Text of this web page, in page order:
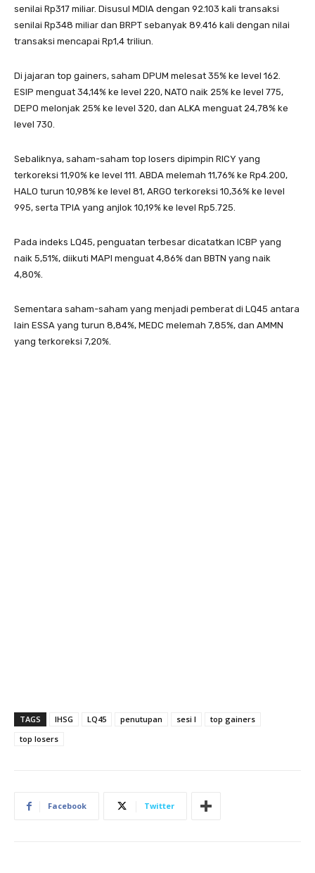
senilai Rp317 miliar. Disusul MDIA dengan 92.103 kali transaksi
senilai Rp348 miliar dan BRPT sebanyak 89.416 kali dengan nilai
transaksi mencapai Rp1,4 triliun.
Di jajaran top gainers, saham DPUM melesat 35% ke level 162.
ESIP menguat 34,14% ke level 220, NATO naik 25% ke level 775,
DEPO melonjak 25% ke level 320, dan ALKA menguat 24,78% ke
level 730.
Sebaliknya, saham-saham top losers dipimpin RICY yang
terkoreksi 11,90% ke level 111. ABDA melemah 11,76% ke Rp4.200,
HALO turun 10,98% ke level 81, ARGO terkoreksi 10,36% ke level
995, serta TPIA yang anjlok 10,19% ke level Rp5.725.
Pada indeks LQ45, penguatan terbesar dicatatkan ICBP yang
naik 5,51%, diikuti MAPI menguat 4,86% dan BBTN yang naik
4,80%.
Sementara saham-saham yang menjadi pemberat di LQ45 antara
lain ESSA yang turun 8,84%, MEDC melemah 7,85%, dan AMMN
yang terkoreksi 7,20%.
TAGS IHSG LQ45 penutupan sesi I
top gainers
top losers
Facebook Twitter